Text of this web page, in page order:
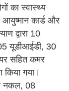
का स्वास्थ्य
आयुष्मान कार्ड और
द्वारा 10
यूडीआईडी, 30
सहित कमर
गया।
नकल, 08